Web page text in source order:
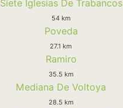
Siete Iglesias De Trabancos
54 km
Poveda
27.1 km
Ramiro
35.5 km
Mediana De Voltoya
28.5 km